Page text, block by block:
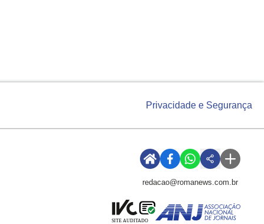
Privacidade e Segurança
redacao@romanews.com.br
SITE AUDITADO